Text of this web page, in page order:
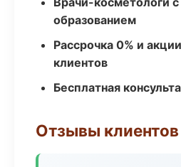
образованием
Рассрочка 0% и
клиентов
Бесплатная
Отзывы клиентов